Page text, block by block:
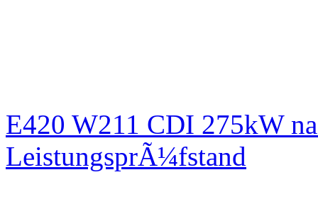
E420 W211 CDI 275kW
LeistungsprÃ¼fstand